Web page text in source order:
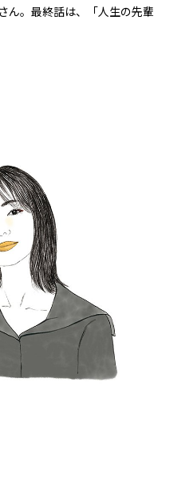
ん。最終話は、「人生の先輩